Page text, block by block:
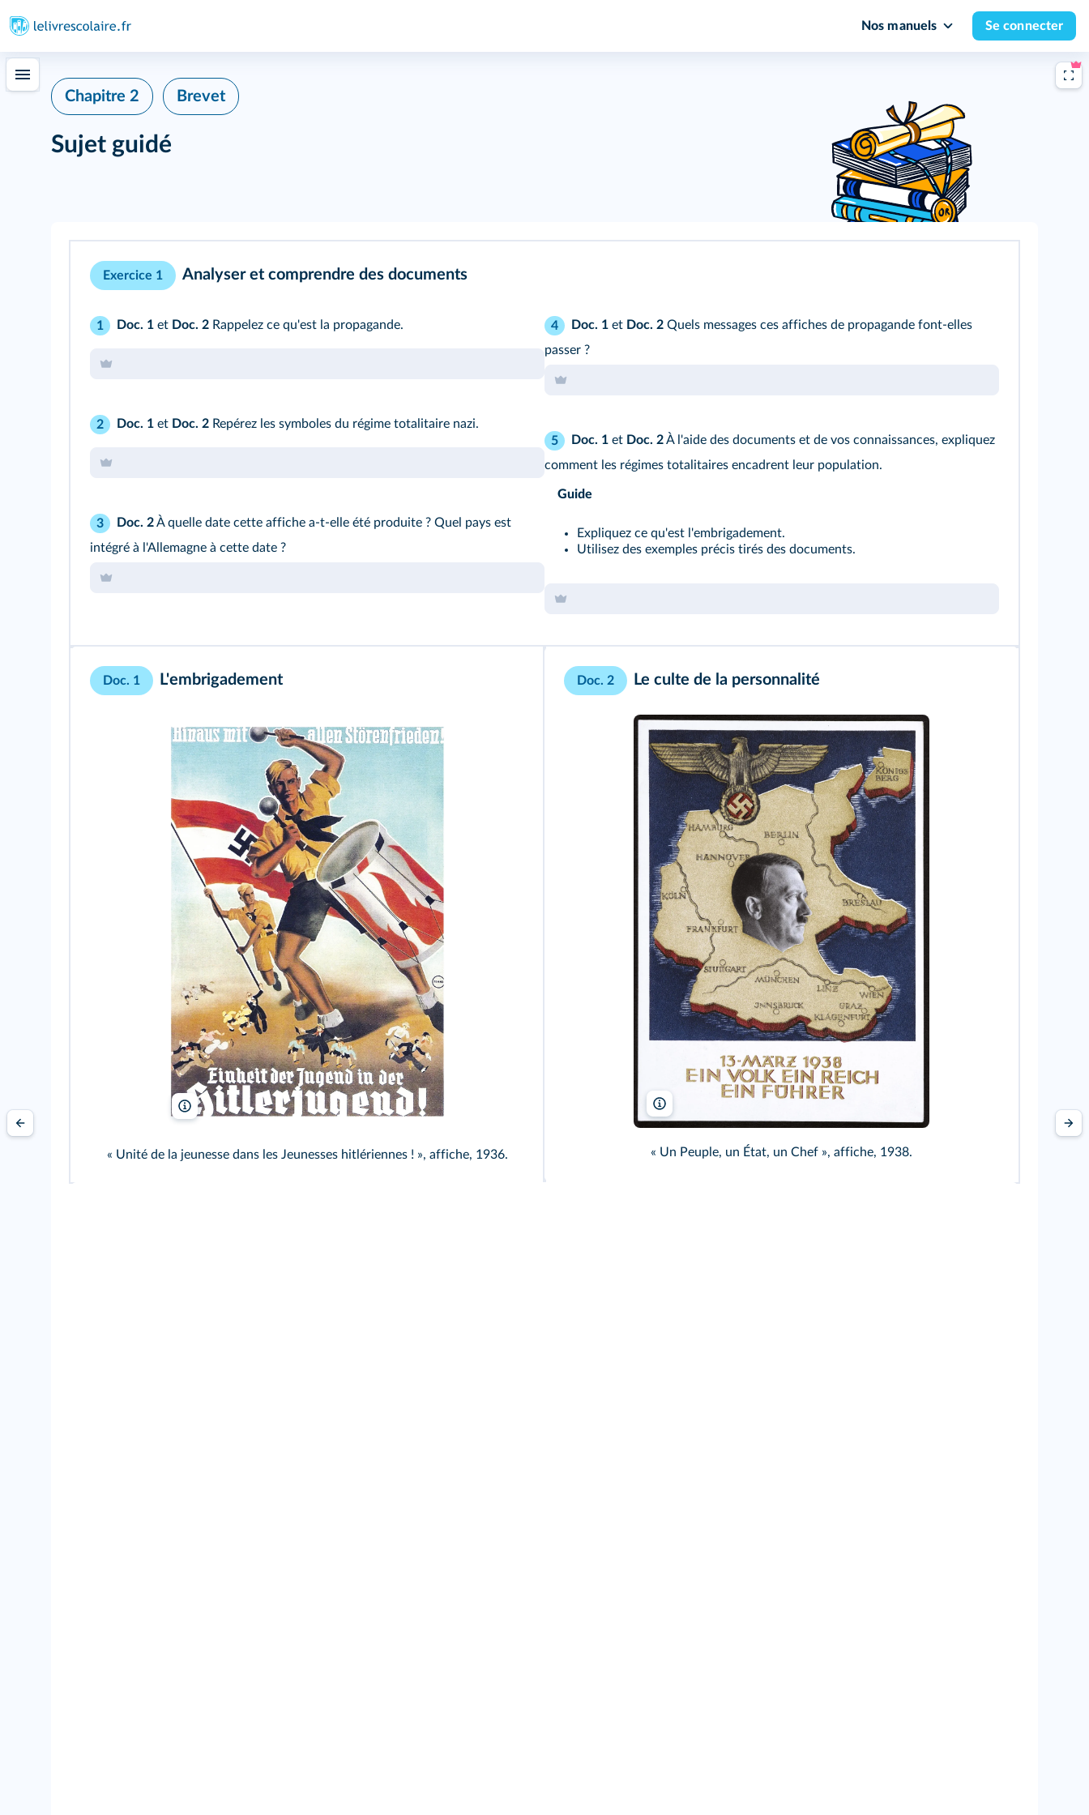
Nos manuels Se connecter
Chapitre 2 Brevet
Sujet guidé
Exercice 1 Analyser et comprendre des documents
1 Doc. 1 et Doc. 2 Rappelez ce qu'est la propagande.
2 Doc. 1 et Doc. 2 Repérez les symboles du régime totalitaire nazi.
3 Doc. 2À quelle date cette affiche a-t-elle été produite ? Quel pays est
intégré à l'Allemagne à cette date ?
4 Doc. 1 et Doc. 2 Quels messages ces affiches de propagande font-elles
passer ?
5 Doc. 1 et Doc. 2À l'aide des documents et de vos connaissances, expliquez
comment les régimes totalitaires encadrent leur population.
Guide
Expliquez ce qu'est l'embrigadement.
Utilisez des exemples précis tirés des documents.
Doc. 1 L'embrigadement
Universal History Archives/Getty
« Unité de la jeunesse dans les Jeunesses hitlériennes ! », affiche, 1936.
Doc. 2 Le culte de la personnalité
« Un Peuple, un État, un Chef », affiche, 1938.